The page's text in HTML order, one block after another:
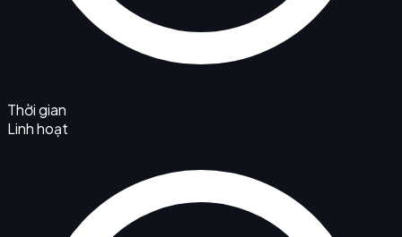
Thời gian
Linh hoạt